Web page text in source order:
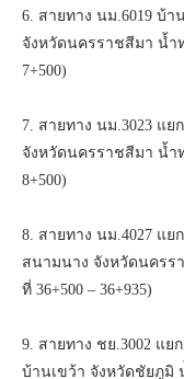
6. สายทาง นม.6019 บ้
จังหวัดนครราชสีมา น้ำ
7+500)
7. สายทาง นม.3023 แย
จังหวัดนครราชสีมา น้ำ
8+500)
8. สายทาง นม.4027 แย
สนามนาง จังหวัดนครร
ที่ 36+500 – 36+935)
9. สายทาง ชย.3002 แย
บ้านเขว้า จังหวัดชัยภูมิ